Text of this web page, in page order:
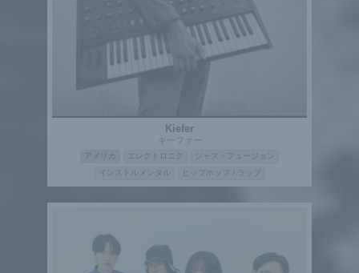
Kiefer
キーファー
アメリカ エレクトロニク
ジャズ・フュージョン
インストルメンタル
ヒップホップ / ラップ